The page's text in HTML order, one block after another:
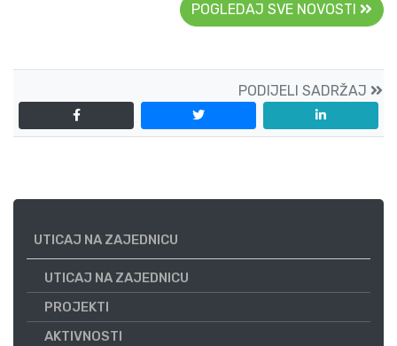
POGLEDAJ SVE NOVOSTI
PODIJELI SADRŽAJ
UTICAJ NA ZAJEDNICU
UTICAJ NA ZAJEDNICU
PROJEKTI
AKTIVNOSTI